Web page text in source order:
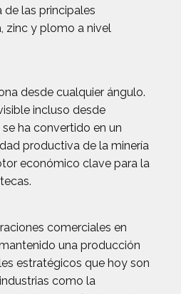
de las principales
zinc y plomo a nivel
desde cualquier ángulo.
incluso desde
ha convertido en un
productiva de la minería
económico clave para la
comerciales en
una producción
estratégicos que hoy son
como la